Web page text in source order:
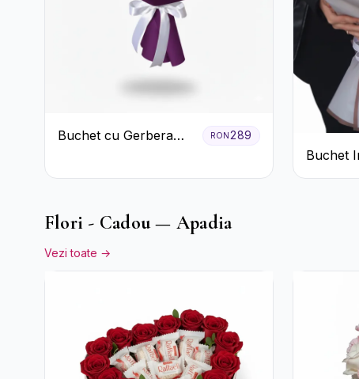
Buchet cu Gerbera
RON289
Buchet
Flori - Cadou — Apadia
Vezi toate →